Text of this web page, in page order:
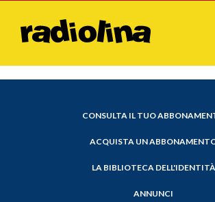
CONSULTA IL TUO
ACQUISTA UN
LA BIBLIOTECA DELL'IDENTITÀ
ANNUNCI